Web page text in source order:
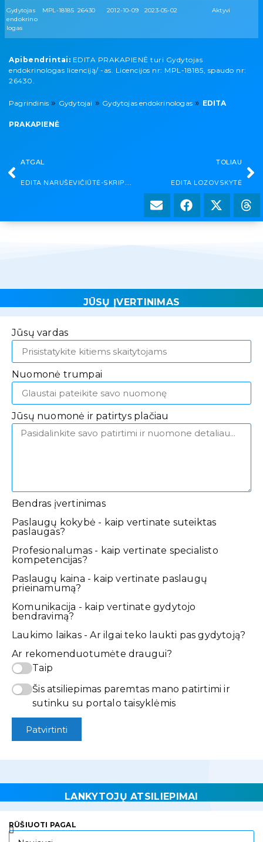
Gydytojas
endokrino
logas
MPL-18185 26430 2012-10-09 2023-05-02 Aktyvi
Apibendrintai: EDITA PRAKAPIENĖ turi Gydytojas
endokrinologas licenciją/ -as. Licencijos nr: MPL-18185, spaudo nr:
26430.
Pagrindinis » Gydytojai » Gydytojas endokrinologas » EDITA
PRAKAPIENĖ
ATGAL
EDITA NARUŠEVIČIŪTĖ-SKRIPKIENĖ
TOLIAU
EDITA LOZOVSKYTĖ
JŪSŲ ĮVERTINIMAS
Jūsų vardas
Nuomonė trumpai
Jūsų nuomonė ir patirtys plačiau
Bendras įvertinimas
Paslaugų kokybė - kaip vertinate suteiktas
paslaugas?
Profesionalumas - kaip vertinate specialisto
kompetencijas?
Paslaugų kaina - kaip vertinate paslaugų
prieinamumą?
Komunikacija - kaip vertinate gydytojo
bendravimą?
Laukimo laikas - Ar ilgai teko laukti pas gydytoją?
Ar rekomenduotumėte draugui?
Taip
Šis atsiliepimas paremtas mano patirtimi ir
sutinku su portalo taisyklėmis
Patvirtinti
LANKYTOJŲ ATSILIEPIMAI
RŪŠIUOTI PAGAL